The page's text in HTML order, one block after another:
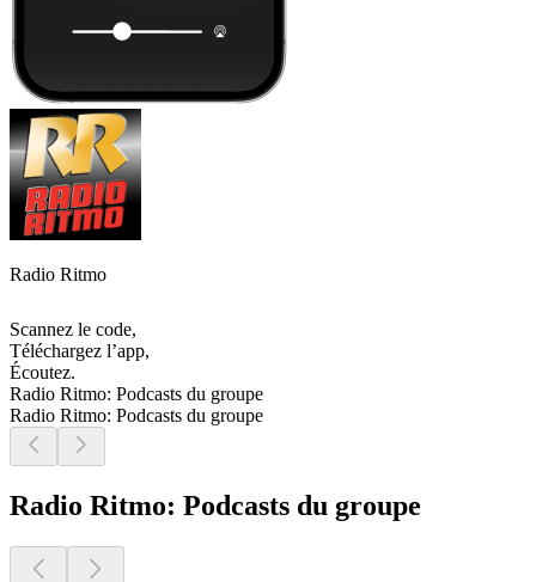
Radio Ritmo
Scannez le code,
Téléchargez l’app,
Écoutez.
Radio Ritmo: Podcasts du groupe
Radio Ritmo: Podcasts du groupe
Radio Ritmo: Podcasts du groupe